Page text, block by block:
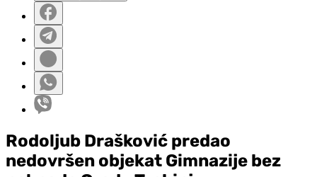
Rodoljub Drašković predao
nedovršen objekat Gimnazije bez